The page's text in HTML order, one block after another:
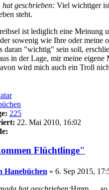
hat geschrieben: Viel wichtiger
steht.
ist lediglich eine Meinung
sowenig wie Ihre oder meine
daran "wichtig" sein soll,
in der Lage, mir meine eigene
wird mich auch ein Troll
225
22. Mai 2010, 16:02
Flüchtlinge"
Hanebüchen » 6. Sep 2015,